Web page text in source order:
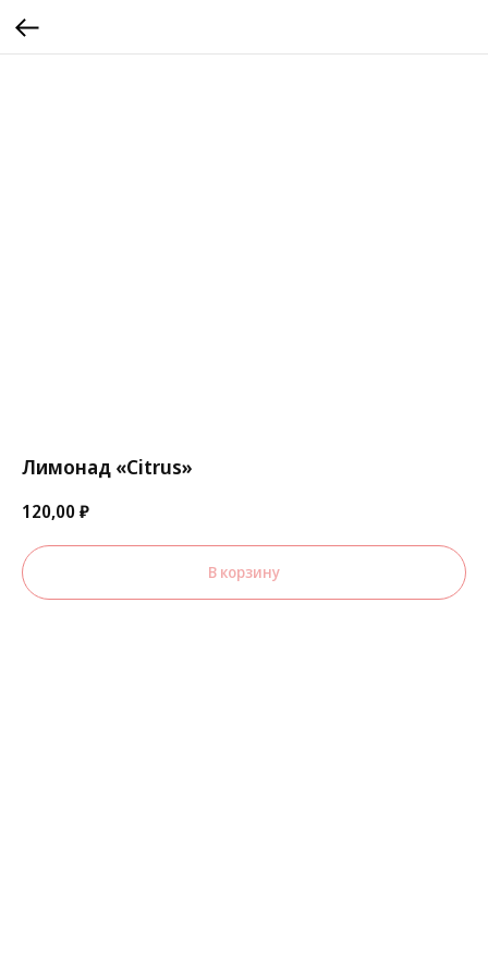
Лимонад «Citrus»
120,00₽
В корзину